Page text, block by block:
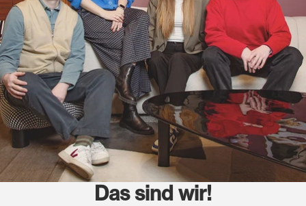
Das sind wir!